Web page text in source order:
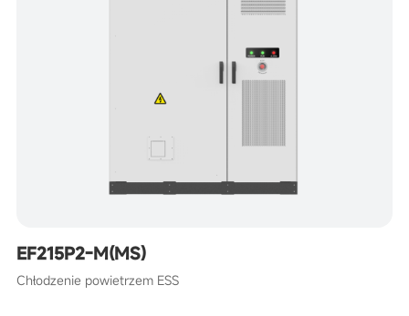
EF215P2-M(MS)
Chłodzenie powietrzem ESS